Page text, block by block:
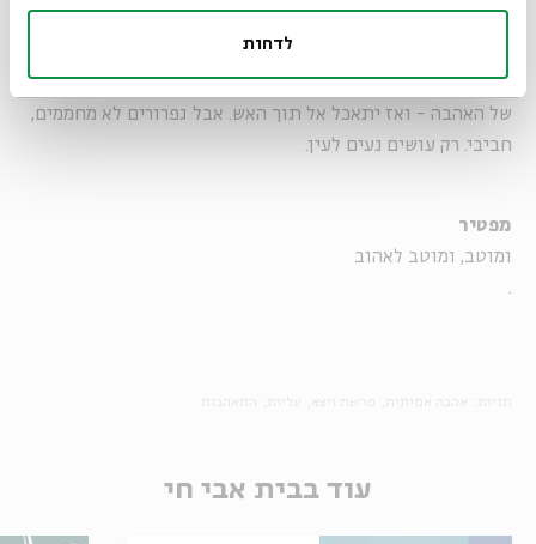
לדחות
שבו יכול אדם אחר להיכנס אל תוך המתחם המבוצר של נשמתך.
היא שבע דקות בגן עדן. היא הגפרור שיצית את האש המבויתת
של האהבה - ואז יתאכל אל תוך האש. אבל גפרורים לא מחממים,
חביבי. רק עושים נעים לעין.
מפטיר
ומוטב, ומוטב לאהוב
עוד בבית אבי חי